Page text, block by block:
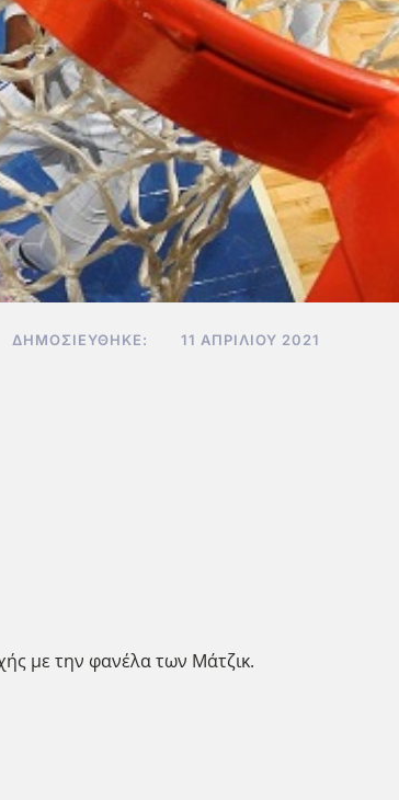
ΔΗΜΟΣΙΕΎΘΗΚΕ: 11 ΑΠΡΙΛΊΟΥ 2021
με την φανέλα των Μάτζικ.